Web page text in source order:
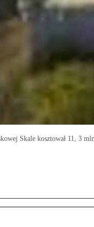
Skale kosztował 11, 3